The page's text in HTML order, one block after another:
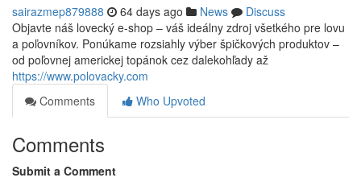
sairazmep879888 64 days ago News
Discuss
Objavte náš lovecký e-shop – váš ideálny zdroj všetkého pre lovu
a poľovníkov. Ponúkame rozsiahly výber špičkových produktov –
od poľovnej americkej topánok cez dalekohľady až
https://www.polovacky.com
Comments
Who Upvoted
Comments
Submit a Comment